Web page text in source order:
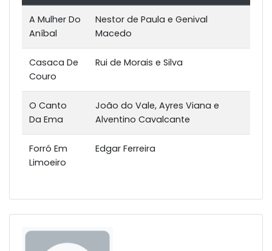
A Mulher Do
Aníbal
Nestor de Paula e Genival
Macedo
Casaca De
Couro
Rui de Morais e Silva
O Canto
Da Ema
João do Vale, Ayres Viana e
Alventino Cavalcante
Forró Em
Limoeiro
Edgar Ferreira